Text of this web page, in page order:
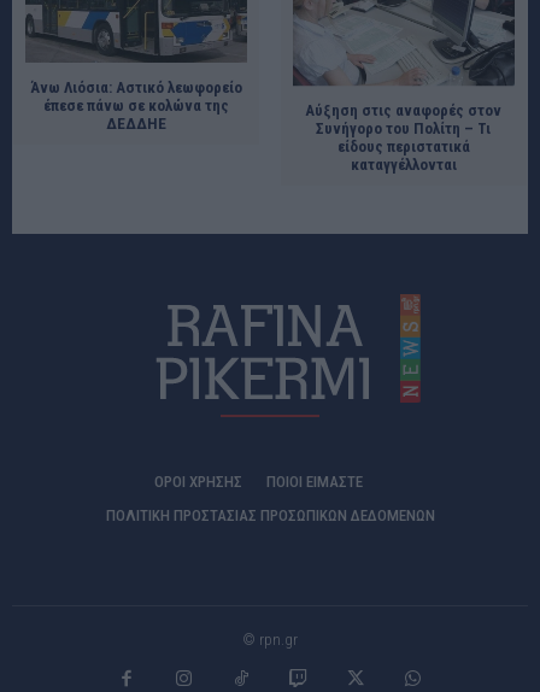
Άνω Λιόσια: Αστικό λεωφορείο
έπεσε πάνω σε κολώνα της
ΔΕΔΔΗΕ
Αύξηση στις αναφορές στον
Συνήγορο του Πολίτη – Τι
είδους περιστατικά
καταγγέλλονται
ΟΡΟΙ ΧΡΗΣΗΣ
ΠΟΙΟΊ ΕΊΜΑΣΤΕ
ΠΟΛΙΤΙΚΗ ΠΡΟΣΤΑΣΙΑΣ ΠΡΟΣΩΠΙΚΩΝ ΔΕΔΟΜΕΝΩΝ
© rpn.gr